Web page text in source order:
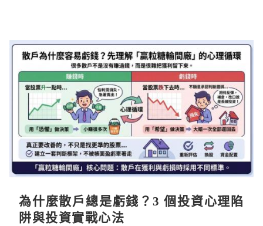
為什麼散戶總是虧錢？3 個投資心理陷
阱與投資實戰心法